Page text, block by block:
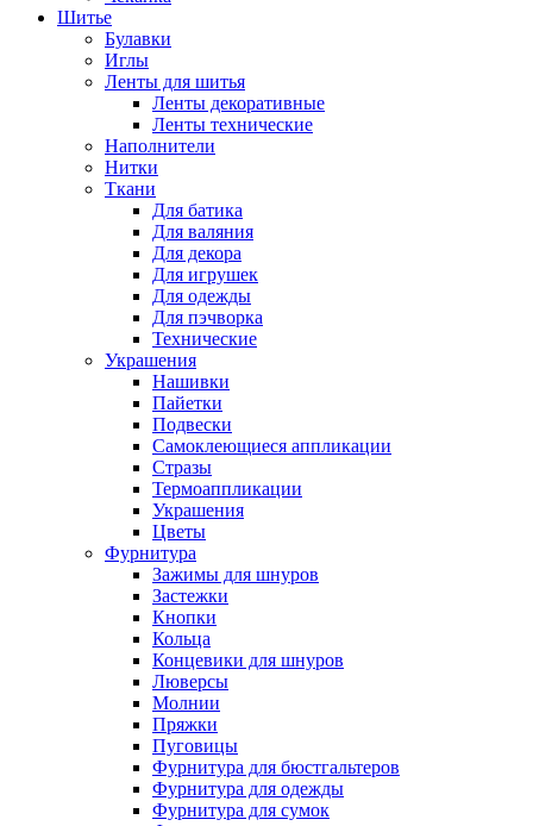
Шитье
Булавки
Иглы
Ленты для шитья
Ленты декоративные
Ленты технические
Наполнители
Нитки
Ткани
Для батика
Для валяния
Для декора
Для игрушек
Для одежды
Для пэчворка
Технические
Украшения
Нашивки
Пайетки
Подвески
Самоклеющиеся аппликации
Стразы
Термоаппликации
Украшения
Цветы
Фурнитура
Зажимы для шнуров
Застежки
Кнопки
Кольца
Концевики для шнуров
Люверсы
Молнии
Пряжки
Пуговицы
Фурнитура для бюстгальтеров
Фурнитура для одежды
Фурнитура для сумок